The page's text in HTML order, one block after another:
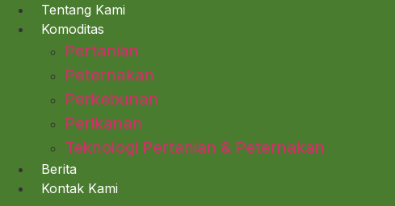
Lewati Tentang Kami
Komoditas
Pertanian
Peternakan
Perkebunan
Perikanan
Teknologi Pertanian & Peternakan
Berita
Kontak Kami